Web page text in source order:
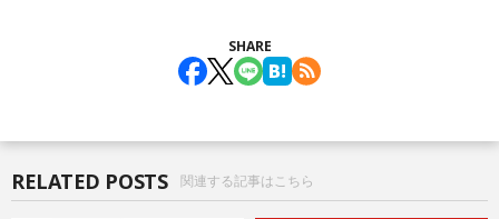
SHARE
RELATED POSTS 関連する記事はこちら